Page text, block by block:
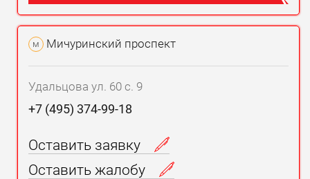
м Мичуринский проспект
Удальцова ул. 60 с. 9
+7 (495) 374-99-18
Оставить заявку
Оставить жалобу